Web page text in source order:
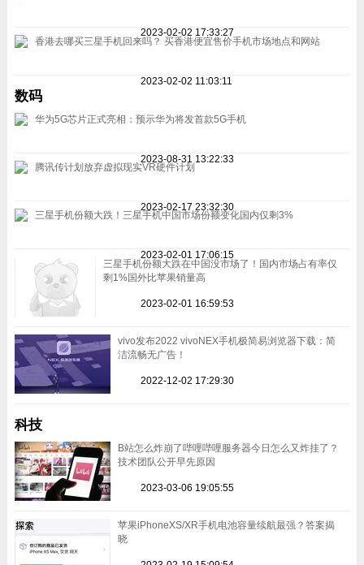
2023-02-02 17:33:27
香港去哪买三星手机回来吗？ 买香港便宜售价手机市场地点和网站
2023-02-02 11:03:11
数码
华为5G芯片正式亮相：预示华为将发首款5G手机
2023-08-31 13:22:33
腾讯传计划放弃虚拟现实VR硬件计划
2023-02-17 23:32:30
三星手机份额大跌！三星手机中国市场份额变化国内仅剩3%
2023-02-01 17:06:15
三星手机份额大跌在中国没市场了！国内市场占有率仅
剩1%国外比苹果销量高
2023-02-01 16:59:53
vivo发布2022 vivoNEX手机极简易浏览器下载：简
洁流畅无广告！
2022-12-02 17:29:30
科技
B站怎么炸崩了哔哩哔哩服务器今日怎么又炸挂了？
技术团队公开早先原因
2023-03-06 19:05:55
苹果iPhoneXS/XR手机电池容量续航最强？答案揭
晓